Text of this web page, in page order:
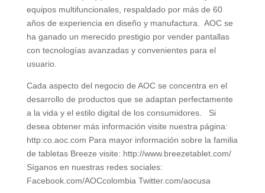
equipos multifuncionales, respaldado por más de 60
años de experiencia en diseño y manufactura. AOC se
ha ganado un merecido prestigio por vender pantallas
con tecnologías avanzadas y convenientes para el
usuario.
Cada aspecto del negocio de AOC se concentra en el
desarrollo de productos que se adaptan perfectamente
a la vida y el estilo digital de los consumidores. Si
desea obtener más información visite nuestra página:
http:co.aoc.com Para mayor información sobre la familia
de tabletas Breeze visite: http://www.breezetablet.com/
Síganos en nuestras redes sociales:
Facebook.com/AOCcolombia Twitter.com/aocusa